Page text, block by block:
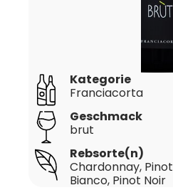
Kategorie
Franciacorta
Geschmack
brut
Rebsorte(n)
Chardonnay, Pinot
Bianco, Pinot Noir